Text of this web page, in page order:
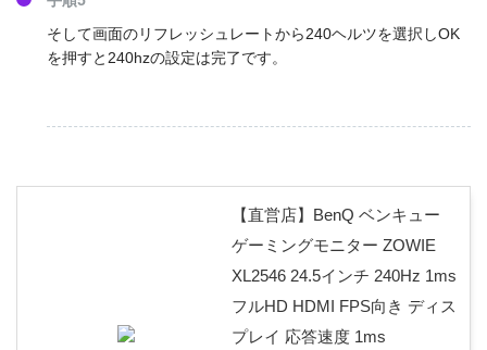
そして画面のリフレッシュレートから240ヘルツを選択しOK
を押すと240hzの設定は完了です。
【直営店】BenQ ベンキュー
ゲーミングモニター ZOWIE
XL2546 24.5インチ 240Hz 1ms
フルHD HDMI FPS向き ディス
プレイ 応答速度 1ms